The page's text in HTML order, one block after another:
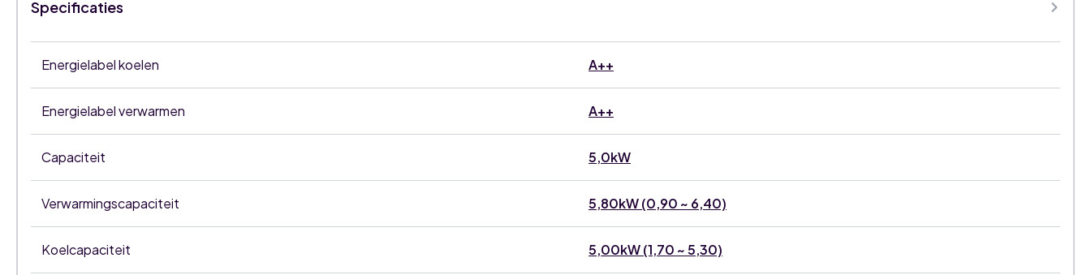
Specificaties
Energielabel koelen A++
Energielabel verwarmen A++
Capaciteit 5,0kW
Verwarmingscapaciteit 5,80kW (0,90 ~ 6,40)
Koelcapaciteit 5,00kW (1,70 ~ 5,30)